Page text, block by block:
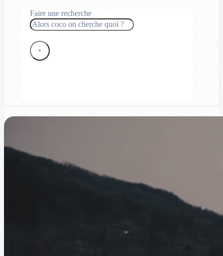
Faire une recherche
Rechercher
×